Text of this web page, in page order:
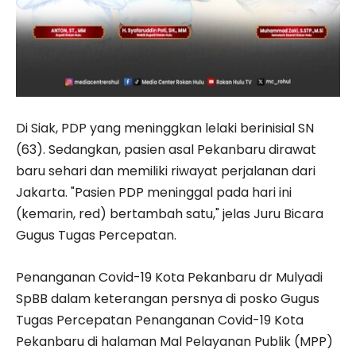
Di Siak, PDP yang meninggkan lelaki berinisial SN
(63). Sedangkan, pasien asal Pekanbaru dirawat
baru sehari dan memiliki riwayat perjalanan dari
Jakarta. "Pasien PDP meninggal pada hari ini
(kemarin, red) bertambah satu," jelas Juru Bicara
Gugus Tugas Percepatan.
Penanganan Covid-19 Kota Pekanbaru dr Mulyadi
SpBB dalam keterangan persnya di posko Gugus
Tugas Percepatan Penanganan Covid-19 Kota
Pekanbaru di halaman Mal Pelayanan Publik (MPP)